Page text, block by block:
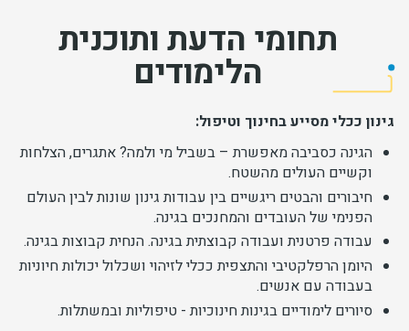
תחומי הדעת ותוכנית
הלימודים
גינון ככלי מסייע בחינוך וטיפול:
הגינה כסביבה מאפשרת – בשביל מי ולמה? אתגרים, הצלחות
וקשיים העולים מהשטח.
חיבורים והבטים ריגשיים בין עבודות גינון שונות לבין העולם
הפנימי של העובדים והמחנכים בגינה.
עבודה פרטנית ועבודה קבוצתית בגינה. הנחית קבוצות בגינה.
היומן הרפלקטיבי והתצפית ככלי לזיהוי ושכלול יכולות חיוניות
בעבודה עם אנשים.
סיורים לימודיים בגינות חינוכיות - טיפוליות ובמשתלות.